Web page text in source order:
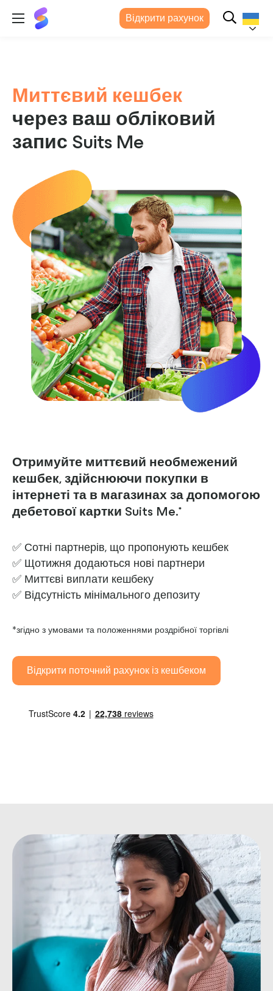
Suits
Me®
(Підходить
Відкрити рахунок
Миттєвий кешбек
через ваш обліковий
запис Suits Me
Отримуйте миттєвий необмежений
кешбек, здійснюючи покупки в
інтернеті та в магазинах за допомогою
дебетової картки Suits Me.*
✅ Сотні партнерів, що пропонують кешбек
✅ Щотижня додаються нові партнери
✅ Миттєві виплати кешбеку
✅ Відсутність мінімального депозиту
*згідно з умовами та положеннями роздрібної торгівлі
Відкрити поточний рахунок із кешбеком